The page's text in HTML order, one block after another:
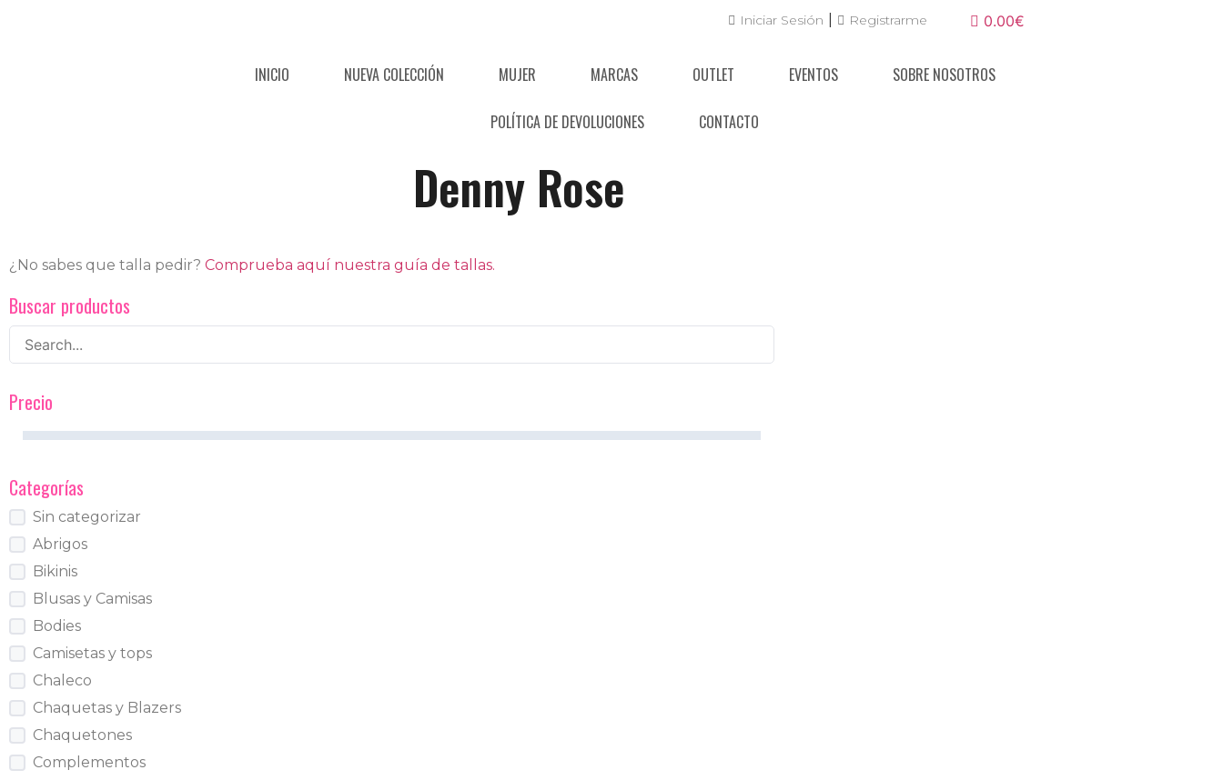
Iniciar Sesión Registrarme 0.00€
INICIO NUEVA COLECCIÓN MUJER MARCAS OUTLET EVENTOS SOBRE NOSOTROS
POLÍTICA DE DEVOLUCIONES CONTACTO
Denny Rose
¿No sabes que talla pedir? Comprueba aquí nuestra guía de tallas.
Buscar productos
Precio
Categorías
Sin categorizar
Abrigos
Bikinis
Blusas y Camisas
Bodies
Camisetas y tops
Chaleco
Chaquetas y Blazers
Chaquetones
Complementos